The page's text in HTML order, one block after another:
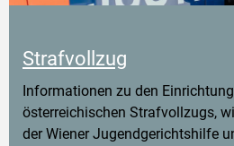
Strafvollzug
Informationen zu den
österreichischen Strafvollzugs,
der Wiener Jugendgerichtshilfe